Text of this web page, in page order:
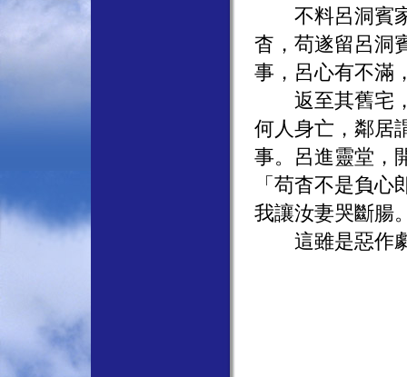
不料呂洞賓家
杳，苟遂留呂洞
事，呂心有不滿
返至其舊宅，
何人身亡，鄰居
事。呂進靈堂，
「苟杳不是負
我讓汝妻哭斷腸
這雖是惡作劇